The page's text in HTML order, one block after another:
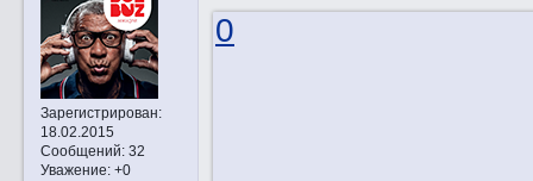
Зарегистрирован:
18.02.2015
Сообщений:32
Уважение: +0
0